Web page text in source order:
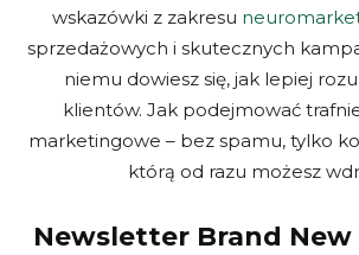
wskazówki z zakresu
sprzedażowych i skutecznych
niemu dowiesz się, jak lepiej
klientów. Jak podejmować
marketingowe – bez spamu, tylko
którą od razu możesz
Newsletter Brand New